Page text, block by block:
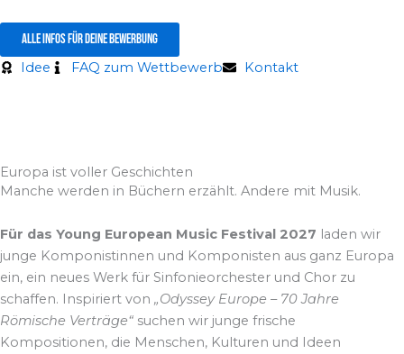
Alle Infos für deine Bewerbung
Idee FAQ zum Wettbewerb Kontakt
Europa ist voller Geschichten
Manche werden in Büchern erzählt. Andere mit Musik.
Für das Young European Music Festival 2027 laden wir
junge Komponistinnen und Komponisten aus ganz Europa
ein, ein neues Werk für Sinfonieorchester und Chor zu
schaffen. Inspiriert von „Odyssey Europe – 70 Jahre
Römische Verträge“ suchen wir junge frische
Kompositionen, die Menschen, Kulturen und Ideen